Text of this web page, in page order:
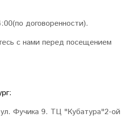
договоренности).
с нами перед посещением
Фучика 9. ТЦ "Кубатура"2-ой